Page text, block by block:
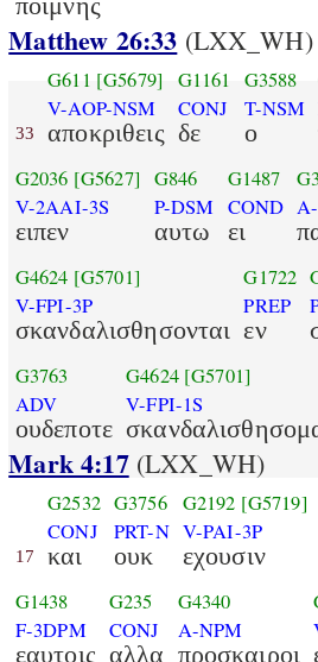
Matthew 26:33 (LXX_WH)
33
G611 [G5679]
V-AOP-NSM
αποκριθεις
G1161
CONJ
δε
G3588
T-NSM
ο
G2036 [G5627]
V-2AAI-3S
ειπεν
G846
P-DSM
αυτω
G1487
COND
ει
G4624 [G5701]
V-FPI-3P
σκανδαλισθησονται
G1722
PREP
εν
G3763
ADV
ουδεποτε
G4624 [G5701]
V-FPI-1S
Mark 4:17(LXX_WH)
17
G2532
CONJ
και
G3756
PRT-N
ουκ
G2192 [G5719]
V-PAI-3P
εχουσιν
G1438
F-3DPM
εαυτοις
G235
CONJ
αλλα
G4340
A-NPM
προσκαιροι